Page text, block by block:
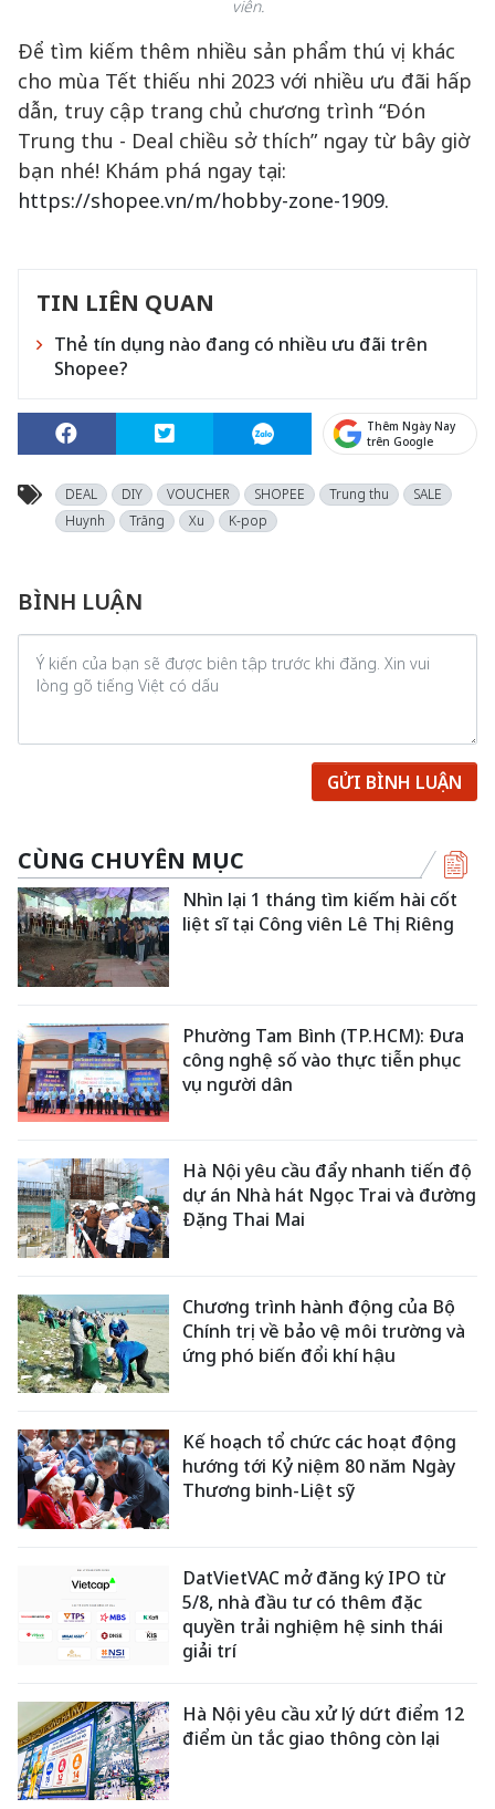
viên.
Để tìm kiếm thêm nhiều sản phẩm thú vị khác
cho mùa Tết thiếu nhi 2023 với nhiều ưu đãi hấp
dẫn, truy cập trang chủ chương trình “Đón
Trung thu - Deal chiều sở thích” ngay từ bây giờ
bạn nhé! Khám phá ngay tại:
https://shopee.vn/m/hobby-zone-1909.
TIN LIÊN QUAN
Thẻ tín dụng nào đang có nhiều ưu đãi trên
Shopee?
Thêm Ngày Nay
trên Google
DEAL DIY VOUCHER SHOPEE Trung thu
SALE
Huynh
Trăng Xu K-pop
BÌNH LUẬN
GỬI BÌNH LUẬN
CÙNG CHUYÊN MỤC
Nhìn lại 1 tháng tìm kiếm hài cốt
liệt sĩ tại Công viên Lê Thị Riêng
Phường Tam Bình (TP.HCM): Đưa
công nghệ số vào thực tiễn phục
vụ người dân
Hà Nội yêu cầu đẩy nhanh tiến độ
dự án Nhà hát Ngọc Trai và đường
Đặng Thai Mai
Chương trình hành động của Bộ
Chính trị về bảo vệ môi trường và
ứng phó biến đổi khí hậu
Kế hoạch tổ chức các hoạt động
hướng tới Kỷ niệm 80 năm Ngày
Thương binh-Liệt sỹ
DatVietVAC mở đăng ký IPO từ
5/8, nhà đầu tư có thêm đặc
quyền trải nghiệm hệ sinh thái
giải trí
Hà Nội yêu cầu xử lý dứt điểm 12
điểm ùn tắc giao thông còn lại